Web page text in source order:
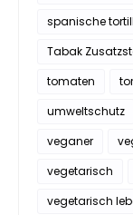
spanische
Tabak
tomaten
umweltschutz
veganer
vegetarisch
vegetarisch